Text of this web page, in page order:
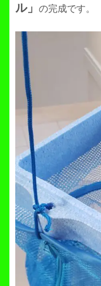
ル」
の完成です。